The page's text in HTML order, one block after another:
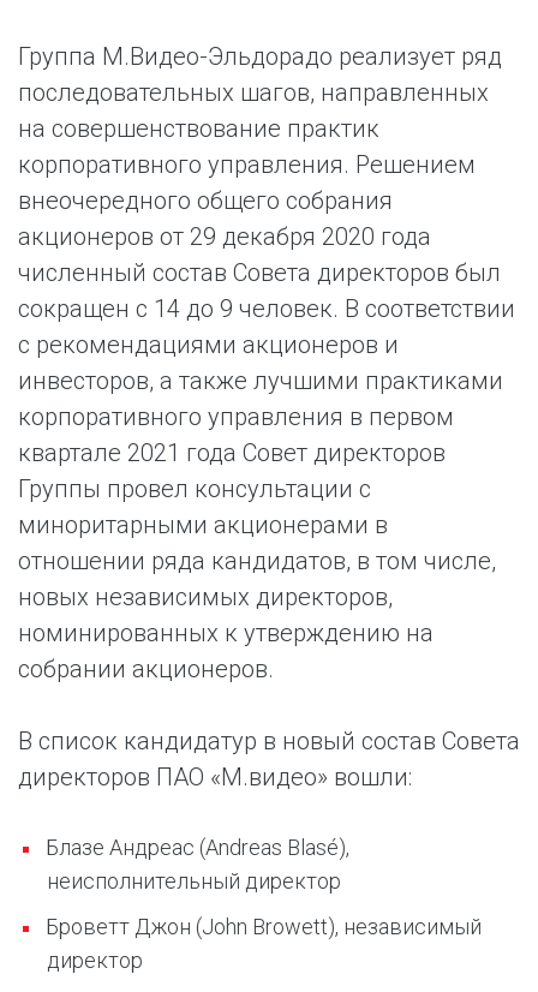
Группа М.Видео-Эльдорадо реализует ряд
последовательных шагов, направленных
на совершенствование практик
корпоративного управления. Решением
внеочередного общего собрания
акционеров от 29 декабря 2020 года
численный состав Совета директоров был
сокращен с 14 до 9 человек. В соответствии
с рекомендациями акционеров и
инвесторов, а также лучшими практиками
корпоративного управления в первом
квартале 2021 года Совет директоров
Группы провел консультации с
миноритарными акционерами в
отношении ряда кандидатов, в том числе,
новых независимых директоров,
номинированных к утверждению на
собрании акционеров.
В список кандидатур в новый состав Совета
директоров ПАО «М.видео» вошли:
Блазе Андреас (Andreas Blasé),
неисполнительный директор
Броветт Джон (John Browett), независимый
директор